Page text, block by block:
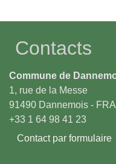
Contacts
Commune de
1, rue de la Messe
91490 Dannemois -
+33 1 64 98 41 23
Contact par formulaire